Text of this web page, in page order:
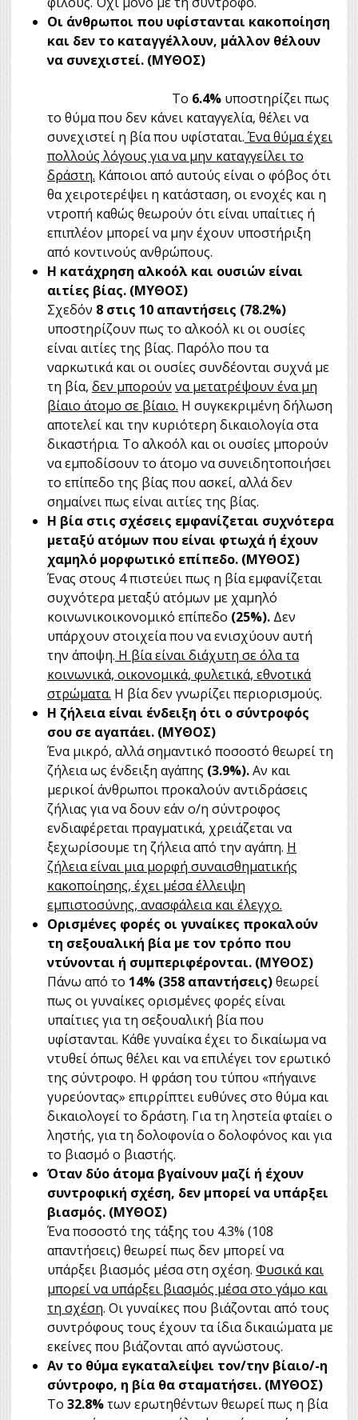
Οι άνθρωποι που υφίστανται κακοποίηση
και δεν το καταγγέλλουν, μάλλον θέλουν
να συνεχιστεί. (ΜΥΘΟΣ)
Το 6.4% υποστηρίζει πως
το θύμα που δεν κάνει καταγγελία, θέλει να
συνεχιστεί η βία που υφίσταται. Ένα θύμα έχει
πολλούς λόγους για να μην καταγγείλει το
δράστη. Κάποιοι από αυτούς είναι ο φόβος ότι
θα χειροτερέψει η κατάσταση, οι ενοχές και η
ντροπή καθώς θεωρούν ότι είναι υπαίτιες ή
επιπλέον μπορεί να μην έχουν υποστήριξη
από κοντινούς ανθρώπους.
Η κατάχρηση αλκοόλ και ουσιών είναι
αιτίες βίας. (ΜΥΘΟΣ)
Σχεδόν 8 στις 10 απαντήσεις (78.2%)
υποστηρίζουν πως το αλκοόλ κι οι ουσίες
είναι αιτίες της βίας. Παρόλο που τα
ναρκωτικά και οι ουσίες συνδέονται συχνά με
τη βία, δεν μπορούν να μετατρέψουν ένα μη
βίαιο άτομο σε βίαιο. Η συγκεκριμένη δήλωση
αποτελεί και την κυριότερη δικαιολογία στα
δικαστήρια. Το αλκοόλ και οι ουσίες μπορούν
να εμποδίσουν το άτομο να συνειδητοποιήσει
το επίπεδο της βίας που ασκεί, αλλά δεν
σημαίνει πως είναι αιτίες της βίας.
Η βία στις σχέσεις εμφανίζεται συχνότερα
μεταξύ ατόμων που είναι φτωχά ή έχουν
χαμηλό μορφωτικό επίπεδο. (ΜΥΘΟΣ)
Ένας στους 4 πιστεύει πως η βία εμφανίζεται
συχνότερα μεταξύ ατόμων με χαμηλό
κοινωνικοικονομικό επίπεδο (25%). Δεν
υπάρχουν στοιχεία που να ενισχύουν αυτή
την άποψη. Η βία είναι διάχυτη σε όλα τα
κοινωνικά, οικονομικά, φυλετικά, εθνοτικά
στρώματα. Η βία δεν γνωρίζει περιορισμούς.
Η ζήλεια είναι ένδειξη ότι ο σύντροφός
σου σε αγαπάει. (ΜΥΘΟΣ)
Ένα μικρό, αλλά σημαντικό ποσοστό θεωρεί τη
ζήλεια ως ένδειξη αγάπης (3.9%).Αν και
μερικοί άνθρωποι προκαλούν αντιδράσεις
ζήλιας για να δουν εάν ο/η σύντροφος
ενδιαφέρεται πραγματικά, χρειάζεται να
ξεχωρίσουμε τη ζήλεια από την αγάπη. Η
ζήλεια είναι μια μορφή συναισθηματικής
κακοποίησης, έχει μέσα έλλειψη
εμπιστοσύνης, ανασφάλεια και έλεγχο.
Ορισμένες φορές οι γυναίκες προκαλούν
τη σεξουαλική βία με τον τρόπο που
ντύνονται ή συμπεριφέρονται. (ΜΥΘΟΣ)
Πάνω από το 14% (358 απαντήσεις)θεωρεί
πως οι γυναίκες ορισμένες φορές είναι
υπαίτιες για τη σεξουαλική βία που
υφίστανται. Κάθε γυναίκα έχει το δικαίωμα να
ντυθεί όπως θέλει και να επιλέγει τον ερωτικό
της σύντροφο. Η φράση του τύπου «πήγαινε
γυρεύοντας» επιρρίπτει ευθύνες στο θύμα και
δικαιολογεί το δράστη. Για τη ληστεία φταίει ο
ληστής, για τη δολοφονία ο δολοφόνος και για
το βιασμό ο βιαστής.
Όταν δύο άτομα βγαίνουν μαζί ή έχουν
συντροφική σχέση, δεν μπορεί να υπάρξει
βιασμός. (ΜΥΘΟΣ)
Ένα ποσοστό της τάξης του 4.3% (108
απαντήσεις) θεωρεί πως δεν μπορεί να
υπάρξει βιασμός μέσα στη σχέση. Φυσικά και
μπορεί να υπάρξει βιασμός μέσα στο γάμο και
τη σχέση. Οι γυναίκες που βιάζονται από τους
συντρόφους τους έχουν τα ίδια δικαιώματα με
εκείνες που βιάζονται από αγνώστους.
Αν το θύμα εγκαταλείψει τον/την βίαιο/-η
σύντροφο, η βία θα σταματήσει. (ΜΥΘΟΣ)
Το 32.8%των ερωτηθέντων θεωρεί πως η βία